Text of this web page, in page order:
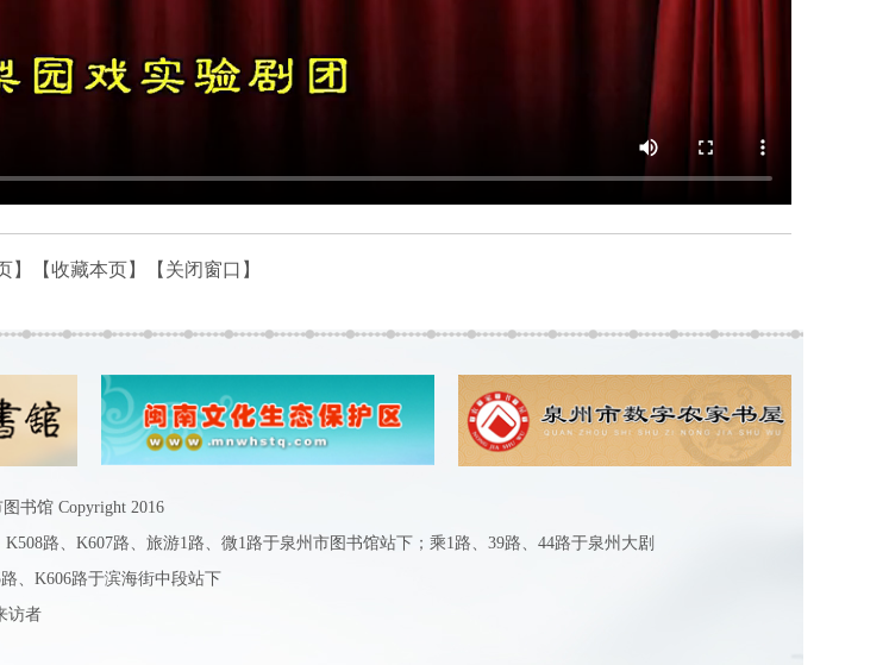
】 【收藏本页】 【关闭窗口】
书馆 Copyright 2016
路、K607路、旅游1路、微1路于泉州市图书馆站下；乘1路、39路、44路于泉州大剧
、K606路于滨海街中段站下
访者